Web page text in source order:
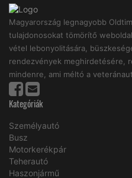
Magyarország legnagyobb
tulajdonosokat tömörítő
vétel lebonyolitására,
rendezvények meghirdetésére,
mindenre, ami méltó a
Kategóriák
Személyautó
Busz
Motorkerékpár
Teherautó
Haszonjármű